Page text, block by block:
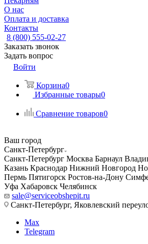
О нас
Оплата и доставка
Контакты
8 (800) 555-02-27
Заказать звонок
Задать вопрос
Войти
Корзина0
Избранные товары0
Сравнение товаров0
Ваш город
Санкт-Петербург
Санкт-Петербург Москва Барнаул
Казань Краснодар Нижний Новгород
Пермь Пятигорск Ростов-на-Дону
Уфа Хабаровск Челябинск
sale@serviceobshepit.ru
Санкт-Петербург, Яковлевский
Max
Telegram